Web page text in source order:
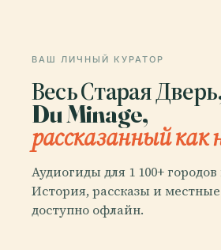
ВАШ ЛИЧНЫЙ КУРАТОР
Весь Старая
Du Minage,
рассказанный как
Аудиогиды для 1 100+ городов
История, рассказы и
доступно офлайн.